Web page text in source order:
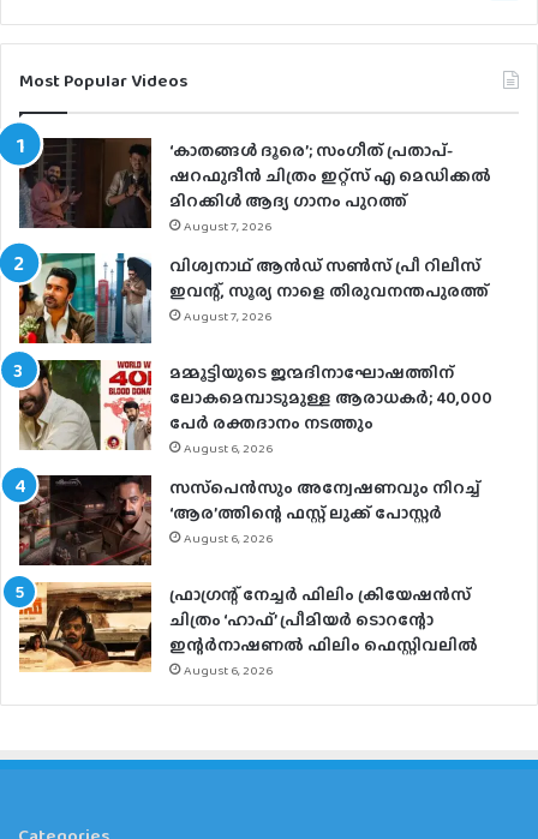
Most Popular Videos
‘കാതങ്ങൾ ദൂരെ’; സംഗീത് പ്രതാപ്-
ഷറഫുദീൻ ചിത്രം ഇറ്റ്സ് എ മെഡിക്കൽ
മിറക്കിൾ ആദ്യ ഗാനം പുറത്ത്
August 7, 2026
വിശ്വനാഥ് ആന്‍ഡ് സണ്‍സ് പ്രീ റിലീസ്
ഇവന്റ്, സൂര്യ നാളെ തിരുവനന്തപുരത്ത്
August 7, 2026
മമ്മൂട്ടിയുടെ ജന്മദിനാഘോഷത്തിന്
ലോകമെമ്പാടുമുള്ള ആരാധകര്‍; 40,000
പേര്‍ രക്തദാനം നടത്തും
August 6, 2026
സസ്‌പെന്‍സും അന്വേഷണവും നിറച്ച്
‘ആര’ത്തിന്റെ ഫസ്റ്റ് ലുക്ക് പോസ്റ്റര്‍
August 6, 2026
ഫ്രാഗ്രന്റ് നേച്ചര്‍ ഫിലിം ക്രിയേഷന്‍സ്
ചിത്രം ‘ഹാഫ്’ പ്രീമിയര്‍ ടൊറന്റോ
ഇന്റര്‍നാഷണല്‍ ഫിലിം ഫെസ്റ്റിവലില്‍
August 6, 2026